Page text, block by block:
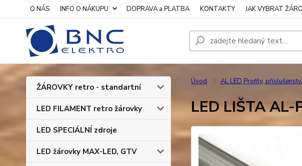
O NÁS INFO O NÁKUPU DOPRAVA a PLATBA KONTAKTY JAK VYBRAT
ŽÁROVKY retro - standartní
LED FILAMENT retro žárovky
LED SPECIÁLNÍ zdroje
LED žárovky MAX-LED, GTV
Úvod AL LED Profily,
LED LIŠTA